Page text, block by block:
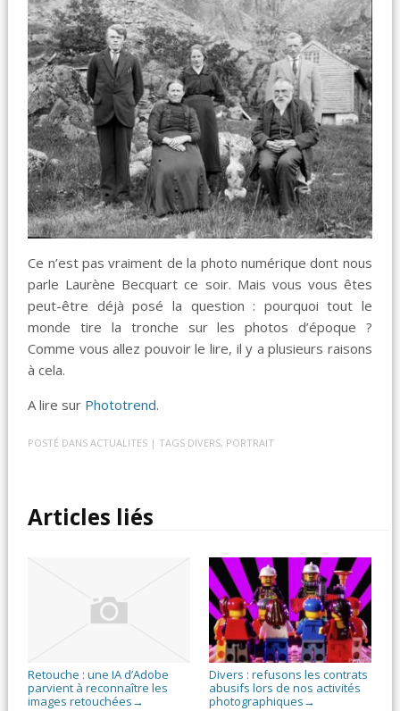
Ce n’est pas vraiment de la photo numérique dont nous
parle Laurène Becquart ce soir. Mais vous vous êtes
peut-être déjà posé la question : pourquoi tout le
monde tire la tronche sur les photos d’époque ?
Comme vous allez pouvoir le lire, il y a plusieurs raisons
à cela.
A lire sur Phototrend.
POSTÉ DANSACTUALITES | TAGS DIVERS, PORTRAIT
Articles liés
Retouche : une IA d’Adobe
parvient à reconnaître les
images retouchées →
Divers : refusons les contrats
abusifs lors de nos activités
photographiques →